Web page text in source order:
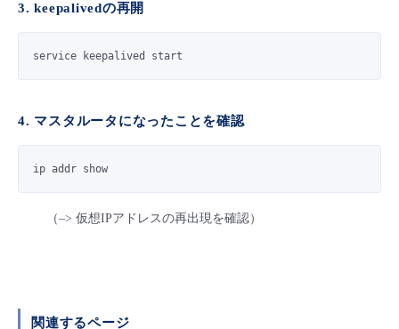
3. keepalivedの再開
service keepalived start
4. マスタルータになったことを確認
ip addr show
（–> 仮想IPアドレスの再出現を確認）
関連するページ